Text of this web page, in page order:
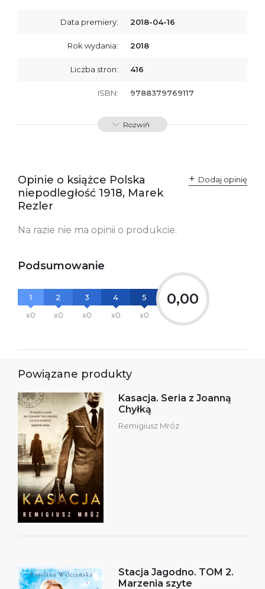
Data premiery: 2018-04-16
Rok wydania: 2018
Liczba stron: 416
ISBN: 9788379769117
SKU: E200972
Polska
kontakt@wydajenamsie.pl
+48 61 623 38 38
informacje dotyczące
Rozwiń
Opinie o książce Polska
niepodległość 1918, Marek
Rezler
Dodaj opinię
Na razie nie ma opinii o produkcie.
Podsumowanie
1
x0
2
x0
3
x0
4
x0
5
x0
0,00
Powiązane produkty
Kasacja. Seria z Joanną
Chyłką
Remigiusz Mróz
Stacja Jagodno. TOM 2.
Marzenia szyte